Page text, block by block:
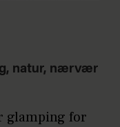
natur, nærvær
glamping for